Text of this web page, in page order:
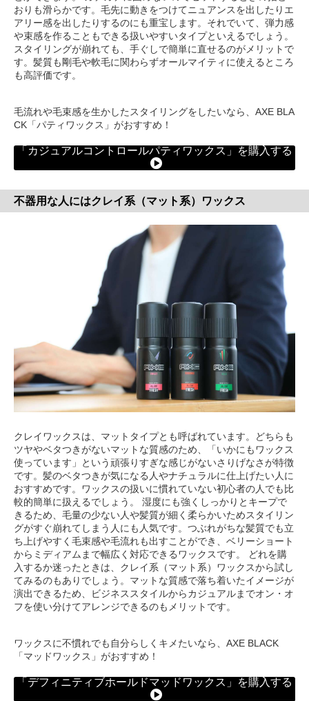
おりも滑らかです。毛先に動きをつけてニュアンスを出したりエ
アリー感を出したりするのにも重宝します。それでいて、弾力感
や束感を作ることもできる扱いやすいタイプといえるでしょう。
スタイリングが崩れても、手ぐしで簡単に直せるのがメリットで
す。髪質も剛毛や軟毛に関わらずオールマイティに使えるところ
も高評価です。
毛流れや毛束感を生かしたスタイリングをしたいなら、AXE BLA
CK「パティワックス」がおすすめ！
「カジュアルコントロールパティワックス」を購入する
不器用な人にはクレイ系（マット系）ワックス
クレイワックスは、マットタイプとも呼ばれています。どちらも
ツヤやベタつきがないマットな質感のため、「いかにもワックス
使っています」という頑張りすぎな感じがないさりげなさが特徴
です。髪のベタつきが気になる人やナチュラルに仕上げたい人に
おすすめです。ワックスの扱いに慣れていない初心者の人でも比
較的簡単に扱えるでしょう。 湿度にも強くしっかりとキープで
きるため、毛量の少ない人や髪質が細く柔らかいためスタイリン
グがすぐ崩れてしまう人にも人気です。つぶれがちな髪質でも立
ち上げやすく毛束感や毛流れも出すことができ、ベリーショート
からミディアムまで幅広く対応できるワックスです。 どれを購
入するか迷ったときは、クレイ系（マット系）ワックスから試し
てみるのもありでしょう。マットな質感で落ち着いたイメージが
演出できるため、ビジネススタイルからカジュアルまでオン・オ
フを使い分けてアレンジできるのもメリットです。
ワックスに不慣れでも自分らしくキメたいなら、AXE BLACK
「マッドワックス」がおすすめ！
「デフィニティブホールドマッドワックス」を購入する